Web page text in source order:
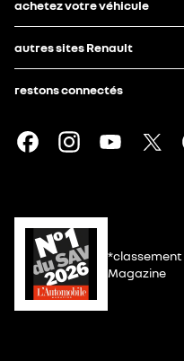
achetez votre véhicule
autres sites Renault
restons connectés
*classement
Magazine